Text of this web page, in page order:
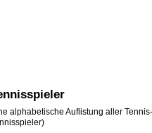
alphabetische Auflistung aller